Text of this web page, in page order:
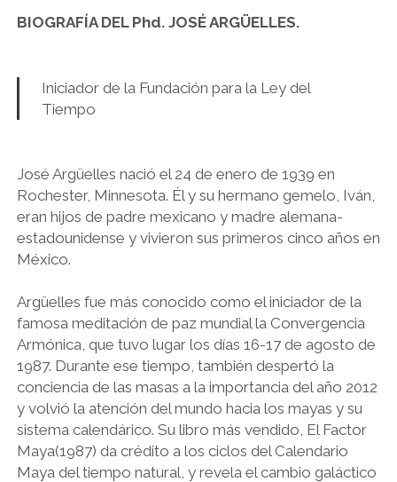
BIOGRAFÍA DEL Phd. JOSÉ ARGÜELLES.
Iniciador de la Fundación para la Ley del
Tiempo
José Argüelles nació el 24 de enero de 1939 en
Rochester, Minnesota. Él y su hermano gemelo, Iván,
eran hijos de padre mexicano y madre alemana-
estadounidense y vivieron sus primeros cinco años en
México.
Argüelles fue más conocido como el iniciador de la
famosa meditación de paz mundial la Convergencia
Armónica, que tuvo lugar los días 16-17 de agosto de
1987. Durante ese tiempo, también despertó la
conciencia de las masas a la importancia del año 2012
y volvió la atención del mundo hacia los mayas y su
sistema calendárico. Su libro más vendido, El Factor
Maya(1987) da crédito a los ciclos del Calendario
Maya del tiempo natural, y revela el cambio galáctico